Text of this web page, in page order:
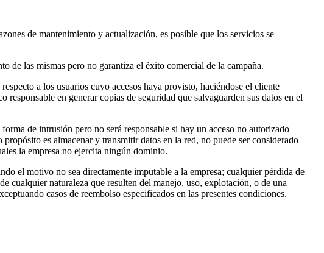
de mantenimiento y actualización, es posible que los servicios se
de las mismas pero no garantiza el éxito comercial de la campaña.
a los usuarios cuyo accesos haya provisto, haciéndose el cliente
en generar copias de seguridad que salvaguarden sus datos en el
de intrusión pero no será responsable si hay un acceso no autorizado
es almacenar y transmitir datos en la red, no puede ser considerado
la empresa no ejercita ningún dominio.
el motivo no sea directamente imputable a la empresa; cualquier pérdida de
cualquier naturaleza que resulten del manejo, uso, explotación, o de una
casos de reembolso especificados en las presentes condiciones.